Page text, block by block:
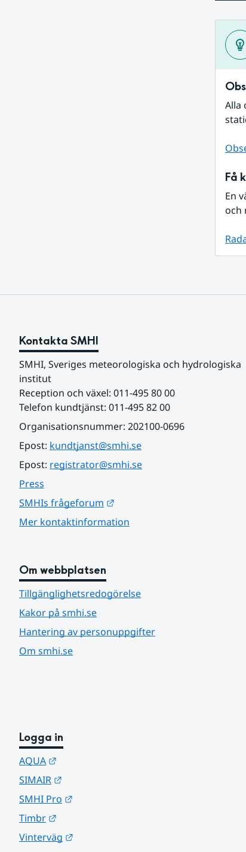
Alla
Få
En
och
Kontakta SMHI
SMHI, Sveriges meteorologiska och hydrologiska
institut
Reception och växel: 011-495 80 00
Telefon kundtjänst: 011-495 82 00
Organisationsnummer: 202100-0696
Epost: kundtjanst@smhi.se
Epost: registrator@smhi.se
Press
SMHIs frågeforum
Mer kontaktinformation
Om webbplatsen
Tillgänglighetsredogörelse
Kakor på smhi.se
Hantering av personuppgifter
Om smhi.se
Logga in
AQUA
SIMAIR
SMHI Pro
Timbr
Vinterväg